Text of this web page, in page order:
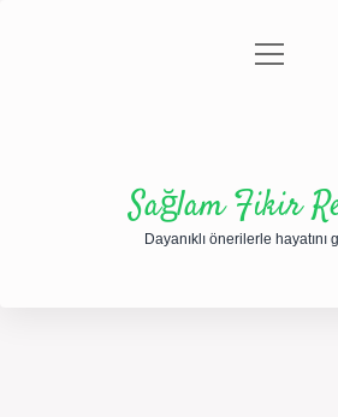
Gizlilik Politikası
menüyü
Sağlam Fikir
Dayanıklı önerilerle hayatını